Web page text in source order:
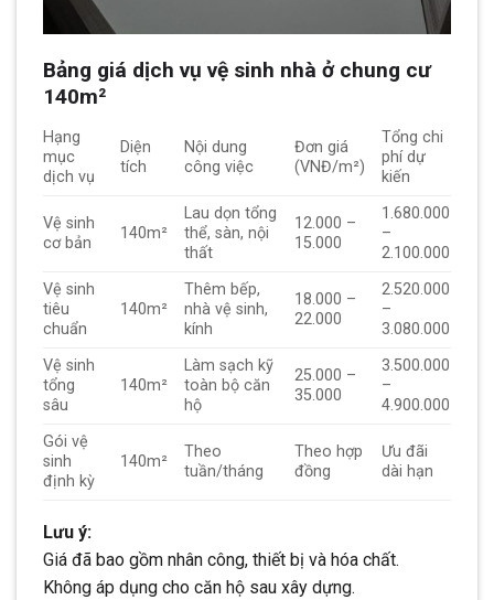
Bảng giá dịch vụ vệ sinh nhà ở chung cư
140m²
Hạng
mục
dịch vụ
Diện
tích
Nội dung
công việc
Đơn giá
(VNĐ/m²)
Tổng chi
phí dự
kiến
Vệ sinh
cơ bản
140m²
Lau dọn tổng
thể, sàn, nội
thất
12.000 –
15.000
1.680.000
–
2.100.000
Vệ sinh
tiêu
chuẩn
140m²
Thêm bếp,
nhà vệ sinh,
kính
18.000 –
22.000
2.520.000
–
3.080.000
Vệ sinh
tổng
sâu
140m²
Làm sạch kỹ
toàn bộ căn
hộ
25.000 –
35.000
3.500.000
–
4.900.000
Gói vệ
sinh
định kỳ
140m²
Theo
tuần/tháng
Theo hợp
đồng
Ưu đãi
dài hạn
Lưu ý:
Giá đã bao gồm nhân công, thiết bị và hóa chất.
Không áp dụng cho căn hộ sau xây dựng.